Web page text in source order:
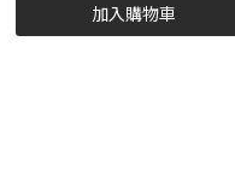
加入購物車